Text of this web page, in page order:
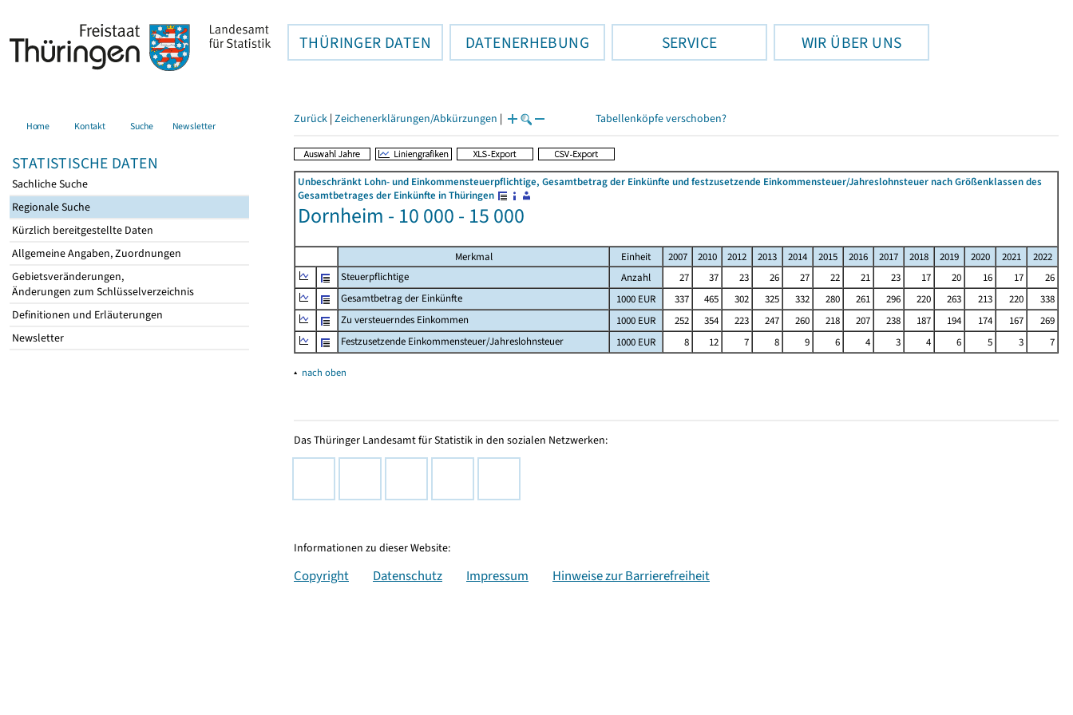
THÜRINGER DATEN DATENERHEBUNG SERVICE WIR ÜBER UNS
Home Kontakt Suche Newsletter
STATISTISCHE DATEN
Sachliche Suche
Regionale Suche
Kürzlich bereitgestellte Daten
Allgemeine Angaben, Zuordnungen
Gebietsveränderungen,
Änderungen zum Schlüsselverzeichnis
Definitionen und Erläuterungen
Newsletter
Zurück | Zeichenerklärungen/Abkürzungen | Tabellenköpfe verschoben?
Unbeschränkt Lohn- und Einkommensteuerpflichtige, Gesamtbetrag der Einkünfte und festzusetzende Einkommensteuer/Jahreslohnsteuer nach Größenklassen des
Gesamtbetrages der Einkünfte in Thüringen
Dornheim - 10 000 - 15 000
Merkmal Einheit 2007 2010 2012 2013 2014 2015 2016 2017 2018 2019 2020 2021
2022
Steuerpflichtige
Anzahl 27 37 23 26 27 22 21 23 17 20 16 17
26
Gesamtbetrag der Einkünfte
1000 EUR 337 465 302 325 332 280 261 296 220 263 213 220
338
Zu versteuerndes Einkommen
1000 EUR 252 354 223 247 260 218 207 238 187 194 174 167
269
Festzusetzende Einkommensteuer/Jahreslohnsteuer
1000 EUR 8 12 7 8 9 6 4 3 4 6 5 3 7
▴ nach oben
Das Thüringer Landesamt für Statistik in den sozialen Netzwerken:
Informationen zu dieser Website:
Copyright Datenschutz Impressum Hinweise zur Barrierefreiheit